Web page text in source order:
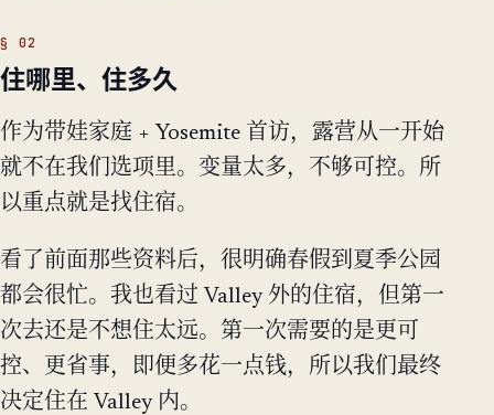
住哪里、住多久
作为带娃家庭 + Yosemite 首访，露营从一开始
就不在我们选项里。变量太多，不够可控。所
以重点就是找住宿。
看了前面那些资料后，很明确春假到夏季公园
都会很忙。我也看过 Valley 外的住宿，但第一
次去还是不想住太远。第一次需要的是更可
控、更省事，即便多花一点钱，所以我们最终
决定住在 Valley 内。